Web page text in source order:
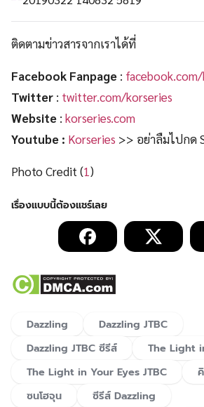
ติดตามข่าวสารจากเราได้ที่
Facebook Fanpage :
Twitter : twitter.com/korseries
Website : korseries.com
Youtube : Korseries >> อย่าลืมไปกด
Photo Credit (1)
Dazzling
Dazzling JTBC
Dazzling JTBC ซีรีส์
The Light
The Light in Your Eyes JTBC
ซนโฮจุน
ซีรีส์ Dazzling